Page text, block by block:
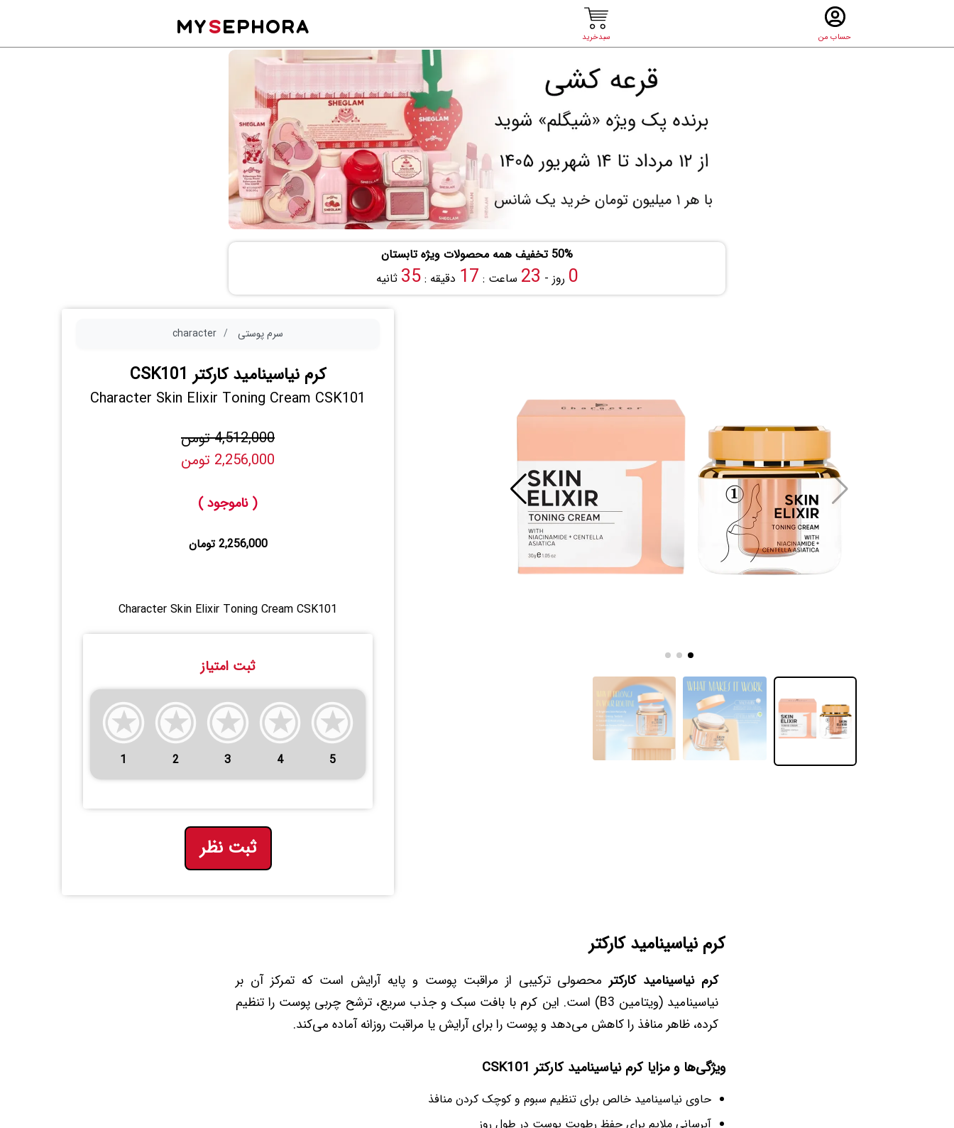
حساب من سبدخرید
MYSEPHORA
50% تخفیف همه محصولات ویژه تابستان
0 روز - 23 ساعت : 17 دقیقه :34 ثانیه
سرم پوستی character
کرم نیاسینامید کارکتر CSK101
Character Skin Elixir Toning Cream CSK101
4,512,000 تومن
2,256,000 تومن
( ناموجود )
2,256,000 تومان
Character Skin Elixir Toning Cream CSK101
ثبت امتیاز
1 2 3 4 5
ثبت نظر
کرم نیاسینامید کارکتر
کرم نیاسینامید کارکترمحصولی ترکیبی از مراقبت پوست و پایه آرایش است که تمرکز آن بر
نیاسینامید (ویتامین B3) است. این کرم با بافت سبک و جذب سریع، ترشح چربی پوست را تنظیم
کرده، ظاهر منافذ را کاهش می‌دهد و پوست را برای آرایش یا مراقبت روزانه آماده می‌کند.
ویژگی‌ها و مزایا کرم نیاسینامید کارکتر CSK101
حاوی نیاسینامید خالص برای تنظیم سبوم و کوچک‌ کردن منافذ
آبرسانی ملایم برای حفظ رطوبت پوست در طول روز